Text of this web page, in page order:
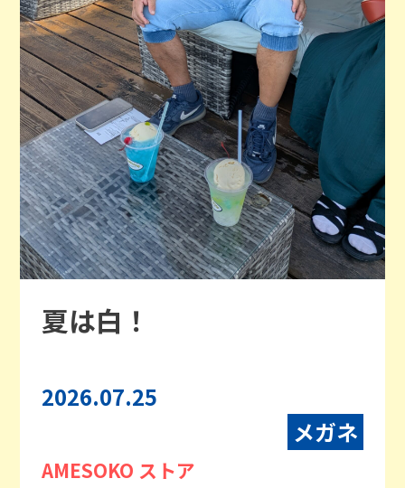
夏は白！
2026.07.25
メガネ
AMESOKO ストア